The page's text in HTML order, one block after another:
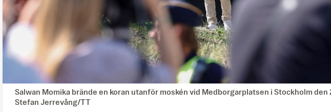
Salwan Momika brände en koran utanför moskén vid Medborgarplatsen i Stockholm den
Stefan Jerrevång/TT